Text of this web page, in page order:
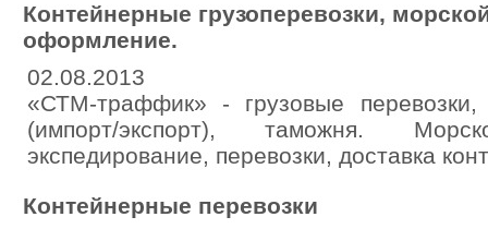
Контейнерные грузоперевозки,
оформление.
02.08.2013
«СТМ-траффик» - грузовые
(импорт/экспорт), таможня.
экспедирование, перевозки, доставка
Контейнерные перевозки